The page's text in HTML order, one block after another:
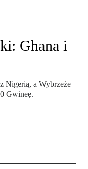
Ghana i
Nigerią, a Wybrzeże
Gwineę.